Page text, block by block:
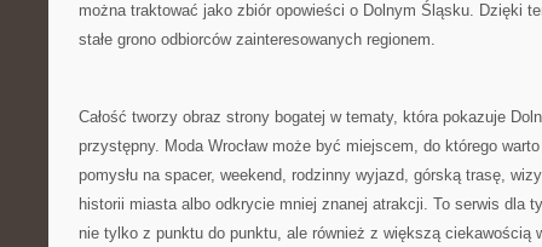
można traktować jako zbiór opowieści o Dolnym Śląsku. Dzięki
stałe grono odbiorców zainteresowanych regionem.
Całość tworzy obraz strony bogatej w tematy, która pokazuje
przystępny. Moda Wrocław może być miejscem, do którego
pomysłu na spacer, weekend, rodzinny wyjazd, górską trasę,
historii miasta albo odkrycie mniej znanej atrakcji. To serwis dla
nie tylko z punktu do punktu, ale również z większą ciekawością